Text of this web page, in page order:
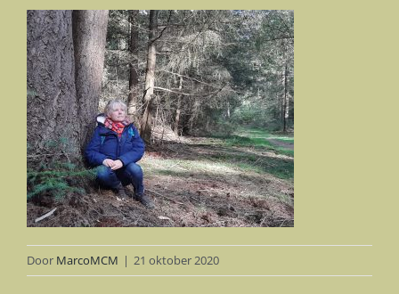
Door MarcoMCM | 21 oktober 2020